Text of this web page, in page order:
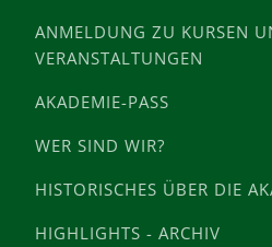
ANMELDUNG ZU KURSEN
VERANSTALTUNGEN
AKADEMIE-PASS
WER SIND WIR?
HISTORISCHES ÜBER DIE
HIGHLIGHTS - ARCHIV